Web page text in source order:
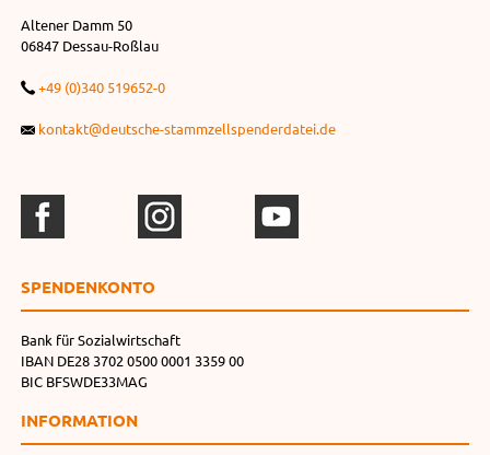
Altener Damm 50
06847 Dessau-Roßlau
+49 (0)340 519652-0
kontakt@deutsche-stammzellspenderdatei.de
SPENDEN­KONTO
Bank für Sozialwirtschaft
IBAN DE28 3702 0500 0001 3359 00
BIC BFSWDE33MAG
INFORMATION